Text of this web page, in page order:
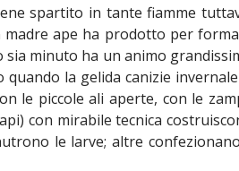
spartito in tante fiamme
madre ape ha prodotto per
minuto ha un animo
la gelida canizie
le piccole ali aperte, con le
con mirabile tecnica
le larve; altre